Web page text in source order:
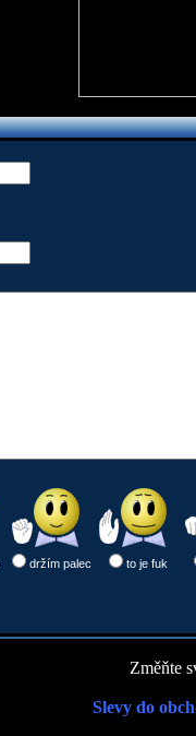
držím palec
to je fuk
Změňte
Slevy do